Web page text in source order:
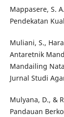
Mappasere, S.
Pendekatan
Muliani, S.,
Antaretnik
Mandailing
Jurnal Studi
Mulyana, D., &
Pandauan